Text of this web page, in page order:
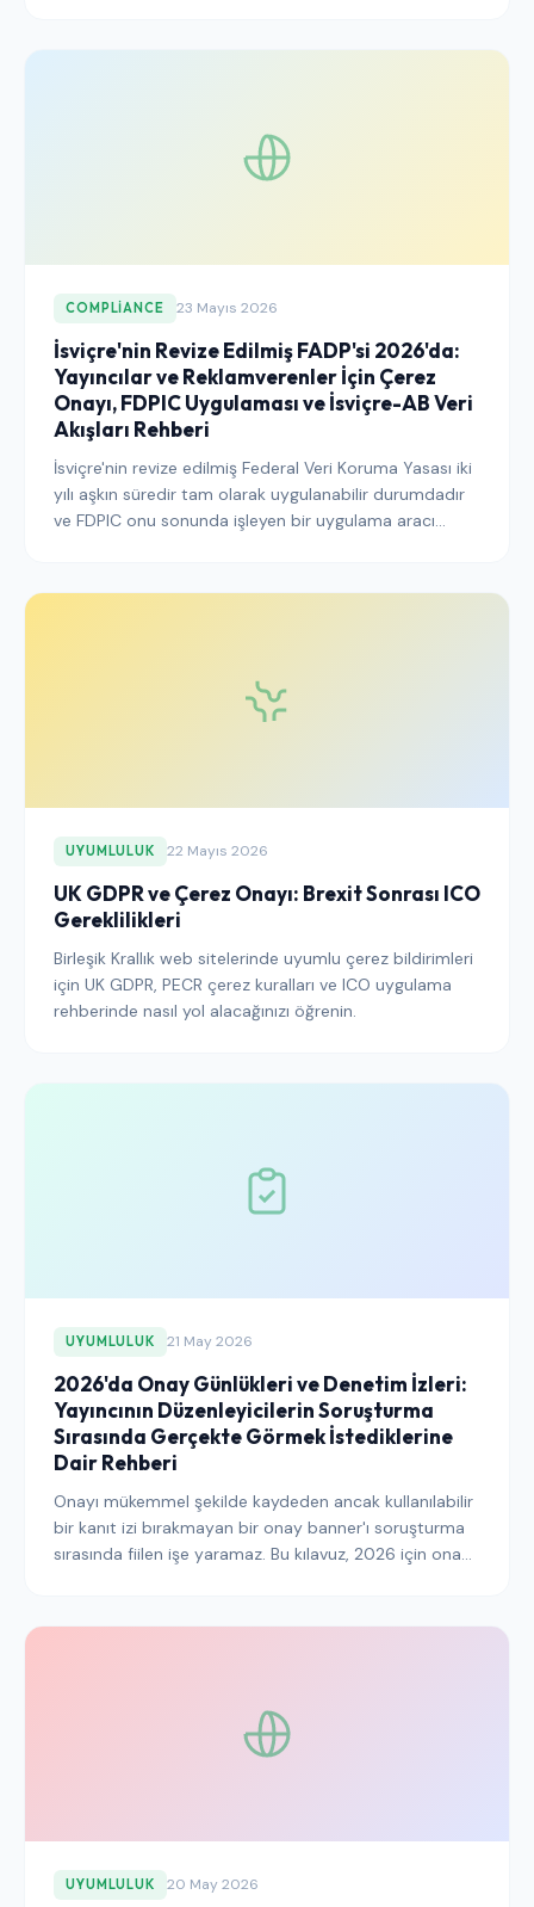
COMPLIANCE 23 Mayıs 2026
İsviçre'nin Revize Edilmiş FADP'si 2026'da:
Yayıncılar ve Reklamverenler İçin Çerez
Onayı, FDPIC Uygulaması ve İsviçre-AB Veri
Akışları Rehberi
İsviçre'nin revize edilmiş Federal Veri Koruma Yasası iki
yılı aşkın süredir tam olarak uygulanabilir durumdadır
ve FDPIC onu sonunda işleyen bir uygulama aracı
UYUMLULUK 22 Mayıs 2026
UK GDPR ve Çerez Onayı: Brexit Sonrası ICO
Gereklilikleri
Birleşik Krallık web sitelerinde uyumlu çerez bildirimleri
için UK GDPR, PECR çerez kuralları ve ICO uygulama
rehberinde nasıl yol alacağınızı öğrenin.
UYUMLULUK 21 May 2026
2026'da Onay Günlükleri ve Denetim İzleri:
Yayıncının Düzenleyicilerin Soruşturma
Sırasında Gerçekte Görmek İstediklerine
Dair Rehberi
Onayı mükemmel şekilde kaydeden ancak kullanılabilir
bir kanıt izi bırakmayan bir onay banner'ı soruşturma
sırasında fiilen işe yaramaz. Bu kılavuz, 2026 için onay
hakkında kapsamlı bir rehberdir.
UYUMLULUK 20 May 2026